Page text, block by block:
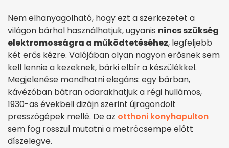
Nem elhanyagolható, hogy ezt a szerkezetet a
világon bárhol használhatjuk, ugyanis nincs szükség
elektromosságra a működtetéséhez, legfeljebb
két erős kézre. Valójában olyan nagyon erősnek sem
kell lennie a kezeknek, bárki elbír a készülékkel.
Megjelenése mondhatni elegáns: egy bárban,
kávézóban bátran odarakhatjuk a régi hullámos,
1930-as évekbeli dizájn szerint újragondolt
presszógépek mellé. De az otthoni konyhapulton
sem fog rosszul mutatni a metrócsempe előtt
díszelegve.